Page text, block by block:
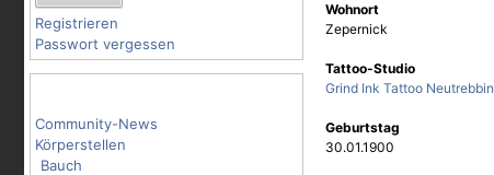
Registrieren
Passwort vergessen
Community-News
Körperstellen
Bauch
Wohnort
Zepernick
Tattoo-Studio
Grind Ink Tattoo Neutrebbin
Geburtstag
30.01.1900